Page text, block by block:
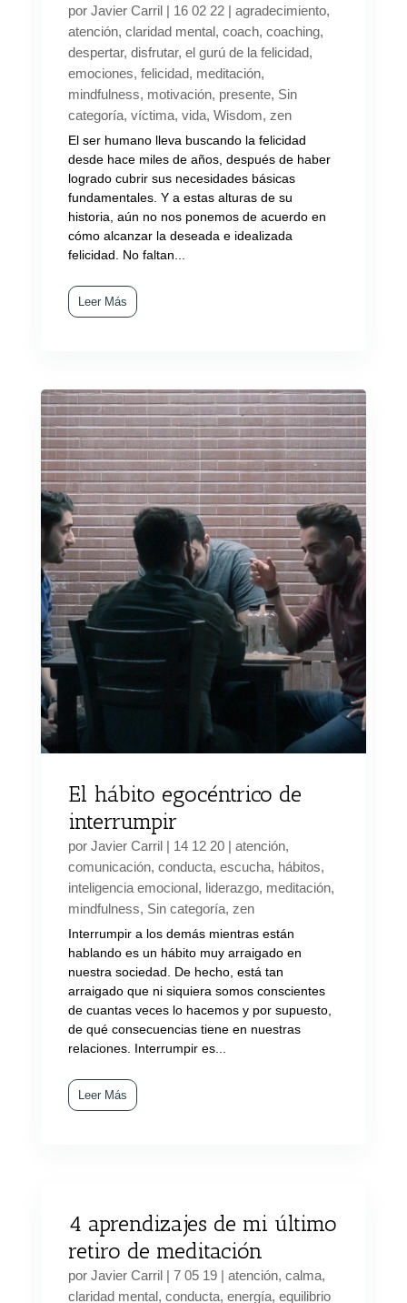
por Javier Carril| 16 02 22| agradecimiento,
atención, claridad mental, coach, coaching,
despertar, disfrutar, el gurú de la felicidad,
emociones, felicidad, meditación,
mindfulness, motivación, presente, Sin
categoría, víctima, vida, Wisdom, zen
El ser humano lleva buscando la felicidad
desde hace miles de años, después de haber
logrado cubrir sus necesidades básicas
fundamentales. Y a estas alturas de su
historia, aún no nos ponemos de acuerdo en
cómo alcanzar la deseada e idealizada
felicidad. No faltan...
Leer Más
El hábito egocéntrico de
interrumpir
por Javier Carril| 14 12 20| atención,
comunicación, conducta, escucha, hábitos,
inteligencia emocional, liderazgo, meditación,
mindfulness, Sin categoría, zen
Interrumpir a los demás mientras están
hablando es un hábito muy arraigado en
nuestra sociedad. De hecho, está tan
arraigado que ni siquiera somos conscientes
de cuantas veces lo hacemos y por supuesto,
de qué consecuencias tiene en nuestras
relaciones. Interrumpir es...
Leer Más
4 aprendizajes de mi último
retiro de meditación
por Javier Carril| 7 05 19| atención, calma,
claridad mental, conducta, energía, equilibrio